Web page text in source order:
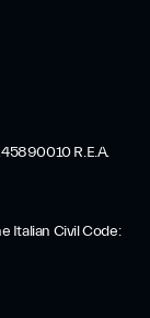
R.E.A.
Italian Civil Code: